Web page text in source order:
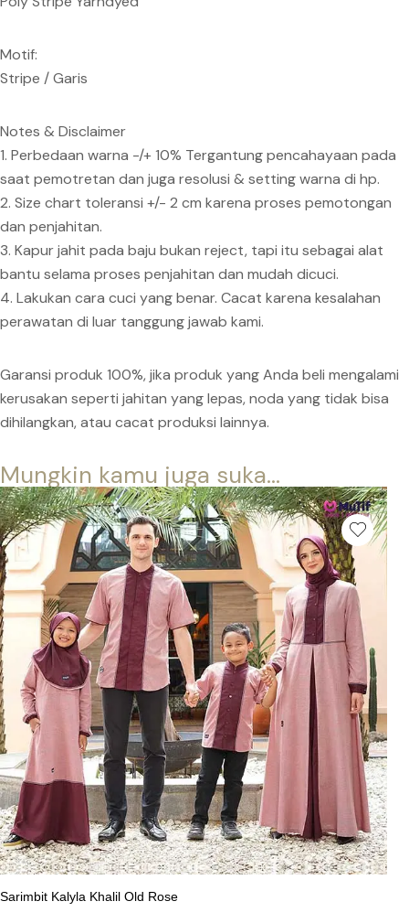
Motif:
Stripe / Garis
Notes & Disclaimer
1. Perbedaan warna -/+ 10% Tergantung pencahayaan pada
saat pemotretan dan juga resolusi & setting warna di hp.
2. Size chart toleransi +/- 2 cm karena proses pemotongan
dan penjahitan.
3. Kapur jahit pada baju bukan reject, tapi itu sebagai alat
bantu selama proses penjahitan dan mudah dicuci.
4. Lakukan cara cuci yang benar. Cacat karena kesalahan
perawatan di luar tanggung jawab kami.
Garansi produk 100%, jika produk yang Anda beli mengalami
kerusakan seperti jahitan yang lepas, noda yang tidak bisa
dihilangkan, atau cacat produksi lainnya.
Mungkin kamu juga suka...
Sarimbit Kalyla Khalil Old Rose